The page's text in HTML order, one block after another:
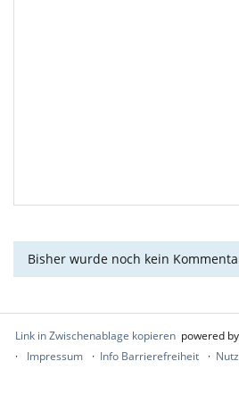
Bisher wurde noch kein
Link in Zwischenablage kopieren powered
Impressum
Info Barrierefreiheit